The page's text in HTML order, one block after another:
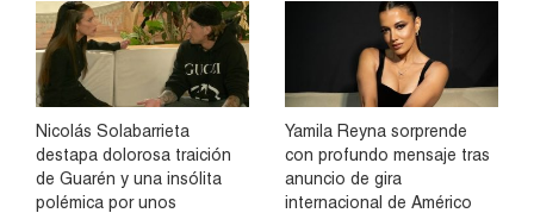
Nicolás Solabarrieta
destapa dolorosa traición
de Guarén y una insólita
polémica por unos
Yamila Reyna sorprende
con profundo mensaje tras
anuncio de gira
internacional de Américo